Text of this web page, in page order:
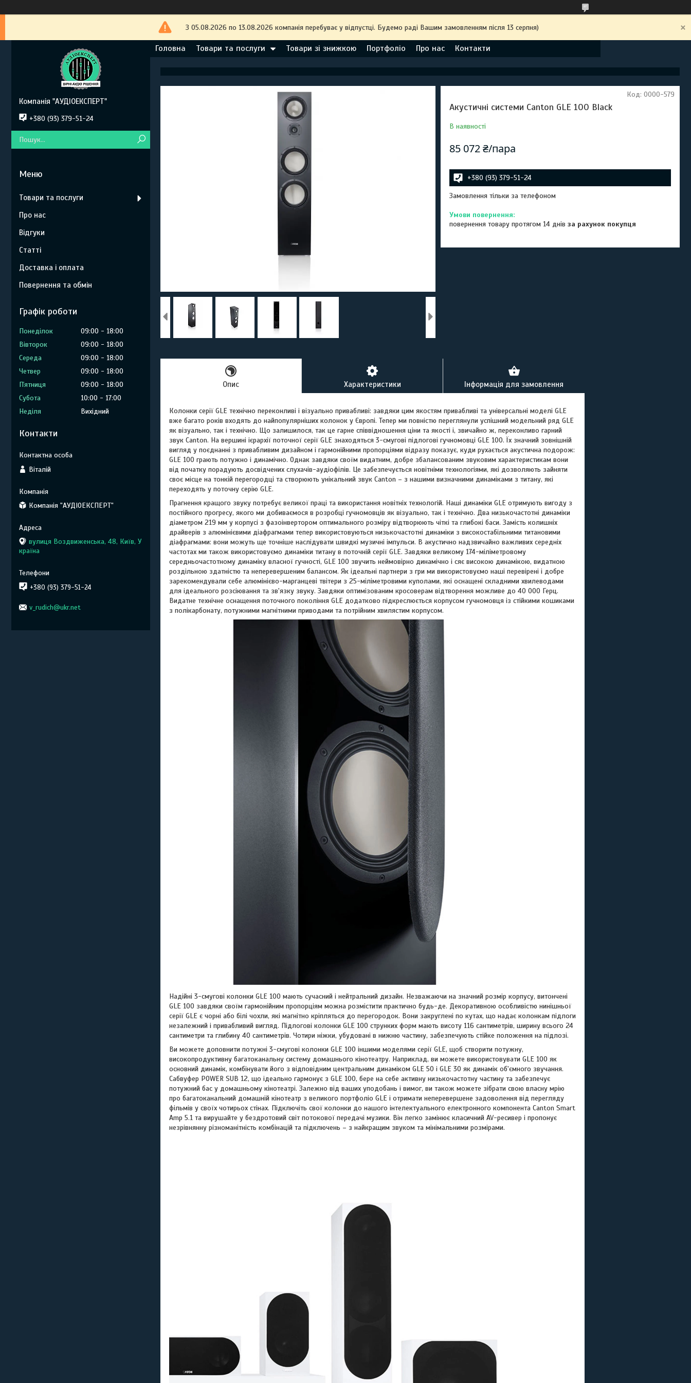
З 05.08.2026 по 13.08.2026 компанія перебуває у відпустці. Будемо раді Вашим замовленням після 13 серпня)
Головна Товари та послуги Товари зі знижкою Портфоліо Про нас Контакти
Акустичні системи Canton GLE 100 Black
В наявності
Код: 0000-579
85 072 ₴/пара
+380 (93) 379-51-24
Замовлення тільки за телефоном
повернення товару протягом 14 днівза рахунок покупця
Опис Характеристики Інформація для замовлення
Колонки серії GLE технічно переконливі і візуально привабливі: завдяки цим якостям привабливі та універсальні моделі GLE
вже багато років входять до найпопулярніших колонок у Європі. Тепер ми повністю переглянули успішний модельний ряд GLE
як візуально, так і технічно. Що залишилося, так це гарне співвідношення ціни та якості і, звичайно ж, переконливо гарний
звук Canton. На вершині ієрархії поточної серії GLE знаходяться 3-смугові підлогові гучномовці GLE 100. Їх значний зовнішній
вигляд у поєднанні з привабливим дизайном і гармонійними пропорціями відразу показує, куди рухається акустична подорож:
GLE 100 грають потужно і динамічно. Однак завдяки своїм видатним, добре збалансованим звуковим характеристикам вони
від початку порадують досвідчених слухачів-аудіофілів. Це забезпечується новітніми технологіями, які дозволяють зайняти
своє місце на тонкій перегородці та створюють унікальний звук Canton – з нашими визначними динаміками з титану, які
переходять у поточну серію GLE.
Прагнення кращого звуку потребує великої праці та використання новітніх технологій. Наші динаміки GLE отримують вигоду з
постійного прогресу, якого ми добиваємося в розробці гучномовців як візуально, так і технічно. Два низькочастотні динаміки
діаметром 219 мм у корпусі з фазоінвертором оптимального розміру відтворюють чіткі та глибокі баси. Замість колишніх
драйверів з алюмінієвими діафрагмами тепер використовуються низькочастотні динаміки з високостабільними титановими
діафрагмами: вони можуть ще точніше наслідувати швидкі музичні імпульси. В акустично надзвичайно важливих середніх
частотах ми також використовуємо динаміки титану в поточній серії GLE. Завдяки великому 174-міліметровому
середньочастотному динаміку власної гучності, GLE 100 звучить неймовірно динамічно і сяє високою динамікою, видатною
роздільною здатністю та неперевершеним балансом. Як ідеальні партнери з гри ми використовуємо наші перевірені і добре
зарекомендували себе алюмінієво-марганцеві твітери з 25-міліметровими куполами, які оснащені складними хвилеводами
для ідеального розсіювання та зв'язку звуку. Завдяки оптимізованим кросоверам відтворення можливе до 40 000 Герц.
Видатне технічне оснащення поточного покоління GLE додатково підкреслюється корпусом гучномовця із стійкими кошиками
з полікарбонату, потужними магнітними приводами та потрійним хвилястим корпусом.
Надійні 3-смугові колонки GLE 100 мають сучасний і нейтральний дизайн. Незважаючи на значний розмір корпусу, витончені
GLE 100 завдяки своїм гармонійним пропорціям можна розмістити практично будь-де. Декоративною особливістю нинішньої
серії GLE є чорні або білі чохли, які магнітно кріпляться до перегородок. Вони закруглені по кутах, що надає колонкам підлоги
незалежний і привабливий вигляд. Підлогові колонки GLE 100 струнких форм мають висоту 116 сантиметрів, ширину всього 24
сантиметри та глибину 40 сантиметрів. Чотири ніжки, убудовані в нижню частину, забезпечують стійке положення на підлозі.
Ви можете доповнити потужні 3-смугові колонки GLE 100 іншими моделями серії GLE, щоб створити потужну,
високопродуктивну багатоканальну систему домашнього кінотеатру. Наприклад, ви можете використовувати GLE 100 як
основний динамік, комбінувати його з відповідним центральним динаміком GLE 50 і GLE 30 як динамік об'ємного звучання.
Сабвуфер POWER SUB 12, що ідеально гармонує з GLE 100, бере на себе активну низькочастотну частину та забезпечує
потужний бас у домашньому кінотеатрі. Залежно від ваших уподобань і вимог, ви також можете зібрати свою власну мрію
про багатоканальний домашній кінотеатр з великого портфоліо GLE і отримати неперевершене задоволення від перегляду
фільмів у своїх чотирьох стінах. Підключіть свої колонки до нашого інтелектуального електронного компонента Canton Smart
Amp 5.1 та вирушайте у бездротовий світ потокової передачі музики. Він легко замінює класичний AV-ресивер і пропонує
незрівнянну різноманітність комбінацій та підключень – з найкращим звуком та мінімальними розмірами.
Компанія "АУДІОЕКСПЕРТ"
+380 (93) 379-51-24
Товари та послуги
Про нас
Відгуки
Статті
Доставка і оплата
Повернення та обмін
Графік роботи
Понеділок 09:00
18:00
Вівторок
09:00
18:00
Середа
09:00
18:00
Четвер
09:00
18:00
Пʼятниця
09:00
18:00
Субота
10:00
17:00
Неділя
Вихідний
Контакти
Віталій
Компанія "АУДІОЕКСПЕРТ"
вулиця Воздвиженська, 48, Київ, У
країна
+380 (93) 379-51-24
v_rudich@ukr.net